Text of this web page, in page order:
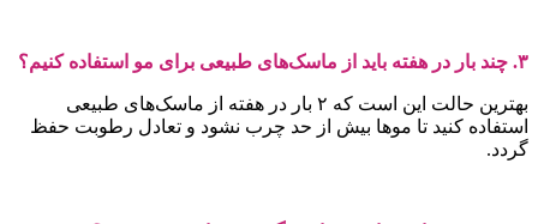
بهترین حالت این است که ۲ بار در هفته از ماسک‌های طبیعی
کنید تا موها بیش از حد چرب نشود و تعادل رطوبت حفظ